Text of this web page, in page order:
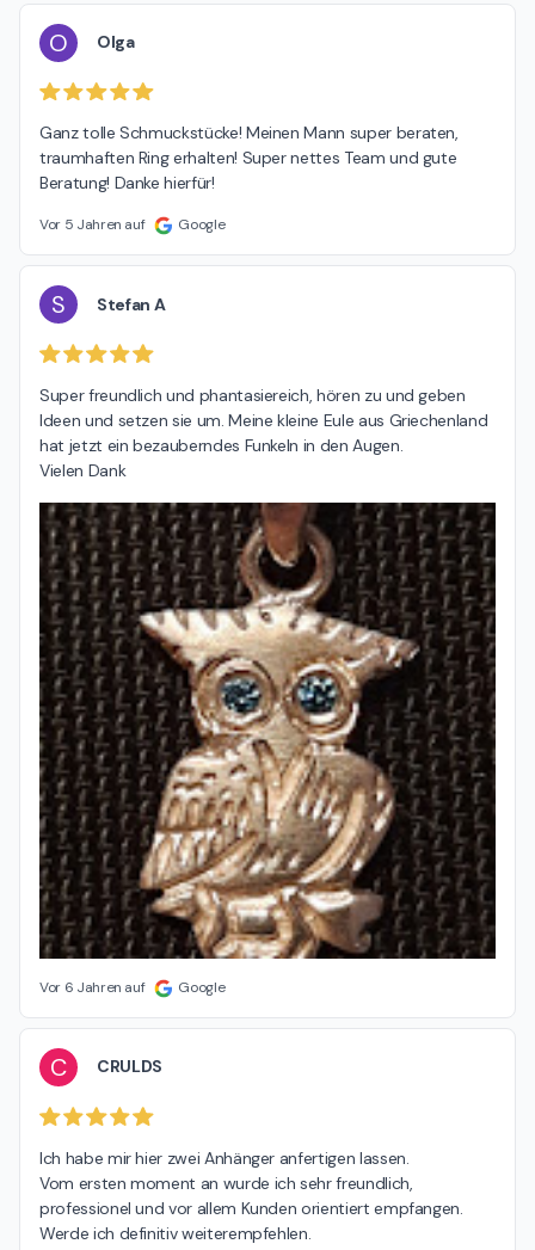
O Olga
Ganz tolle Schmuckstücke! Meinen Mann super beraten,
traumhaften Ring erhalten! Super nettes Team und gute
Beratung! Danke hierfür!
Vor 5 Jahren auf Google
S Stefan A
Super freundlich und phantasiereich, hören zu und geben
Ideen und setzen sie um. Meine kleine Eule aus Griechenland
hat jetzt ein bezauberndes Funkeln in den Augen.
Vielen Dank
Vor 6 Jahren auf Google
C CRULDS
Ich habe mir hier zwei Anhänger anfertigen lassen.
Vom ersten moment an wurde ich sehr freundlich,
professionel und vor allem Kunden orientiert empfangen.
Werde ich definitiv weiterempfehlen.